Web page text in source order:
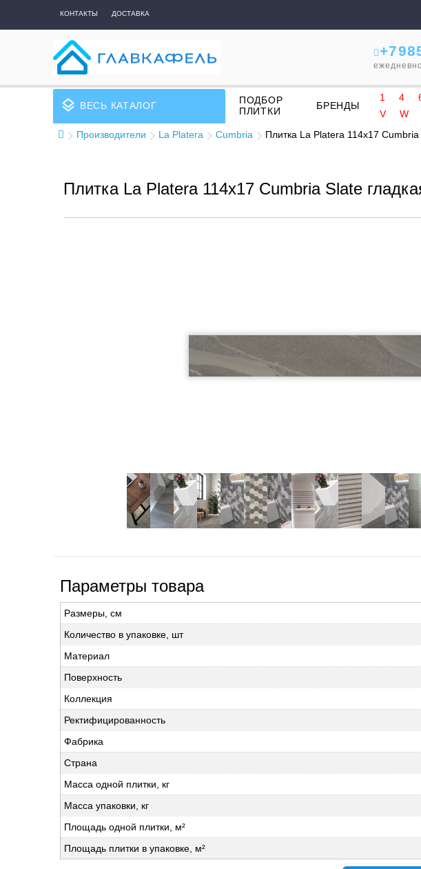
КОНТАКТЫ ДОСТАВКА
layers ВЕСЬ КАТАЛОГ
ПОДБОР
ПЛИТКИ
БРЕНДЫ
1 4
V
W
Производители
La Platera Cumbria Плитка La Platera 114x17
Плитка La Platera 114x17 Cumbria Slate
Параметры товара
Размеры, см
Количество в упаковке, шт
Материал
Поверхность
Коллекция
Ректифицированность
Фабрика
Страна
Масса одной плитки, кг
Масса упаковки, кг
Площадь одной плитки, м²
Площадь плитки в упаковке, м²